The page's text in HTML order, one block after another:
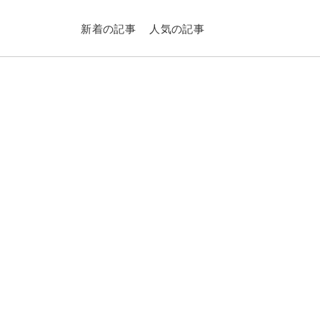
新着の記事 人気の記事